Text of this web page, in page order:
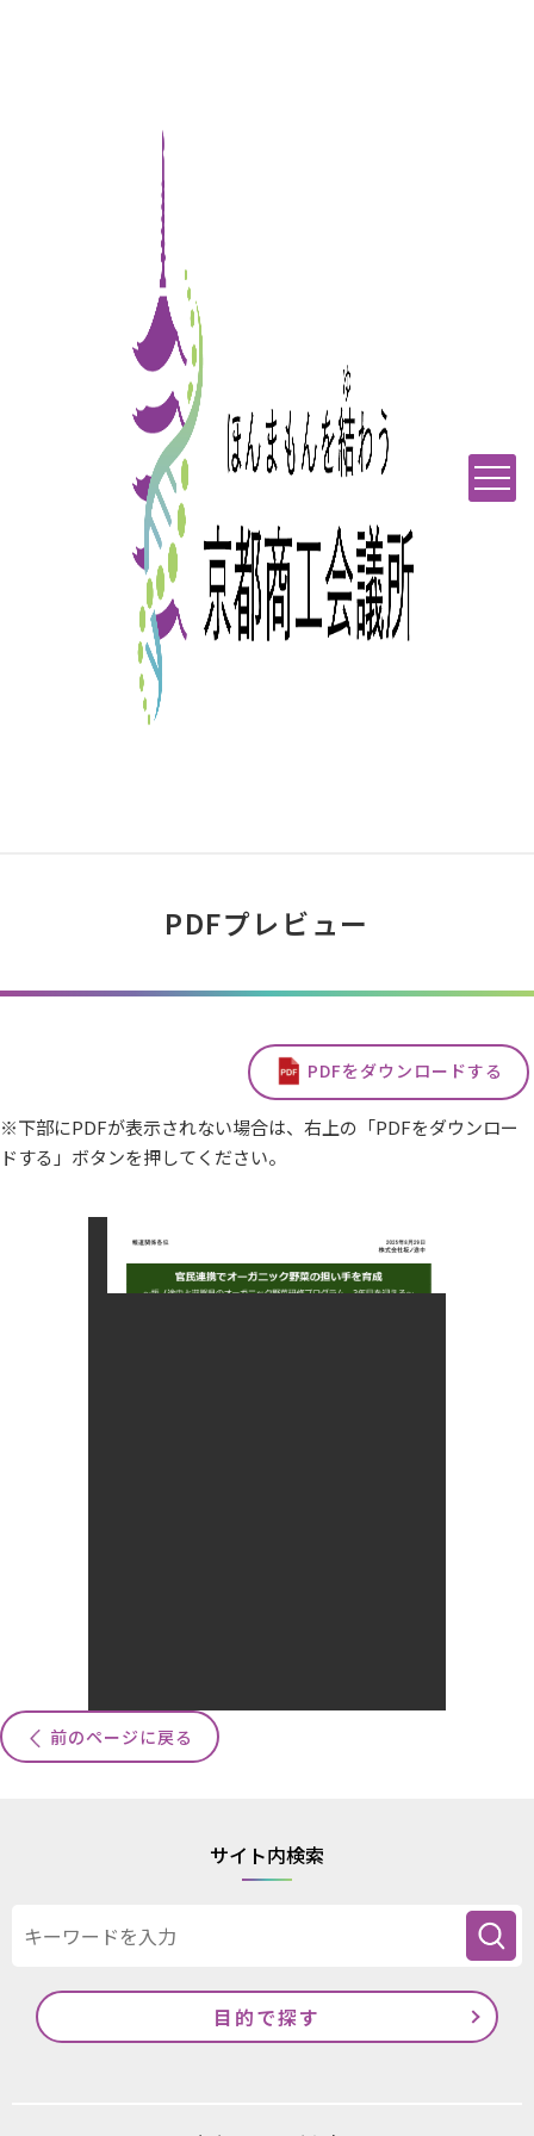
PDFプレビュー
PDFをダウンロードする
※下部にPDFが表示されない場合は、右上の「PDFをダウンロー
ドする」ボタンを押してください。
前のページに戻る
サイト内検索
目的で探す